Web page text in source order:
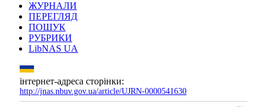
ЖУРНАЛИ
ПЕРЕГЛЯД
ПОШУК
РУБРИКИ
LibNAS UA
інтернет-адреса сторінки:
http://jnas.nbuv.gov.ua/article/UJRN-0000541630